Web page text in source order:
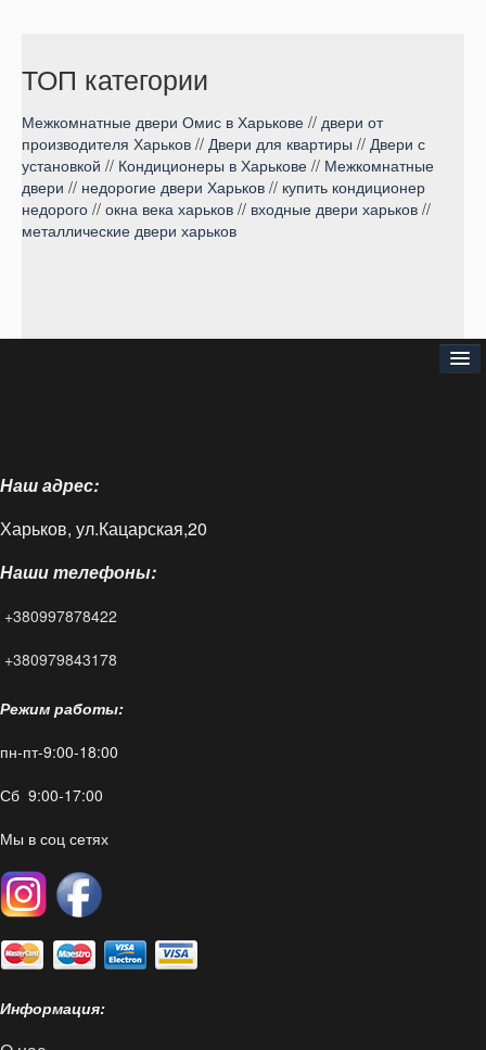
ТОП категории
Межкомнатные двери Омис в Харькове // двери от
производителя Харьков // Двери для квартиры // Двери с
установкой // Кондиционеры в Харькове // Межкомнатные
двери // недорогие двери Харьков // купить кондиционер
недорого // окна века харьков // входные двери харьков //
металлические двери харьков
Доставка и оплата
Блог
FAQ
Контакты
Наш адрес:
Харьков, ул.Кацарская,20
Наши телефоны:
+380997878422
+380979843178
Режим работы:
пн-пт-9:00-18:00
Сб 9:00-17:00
Мы в соц сетях
Информация: